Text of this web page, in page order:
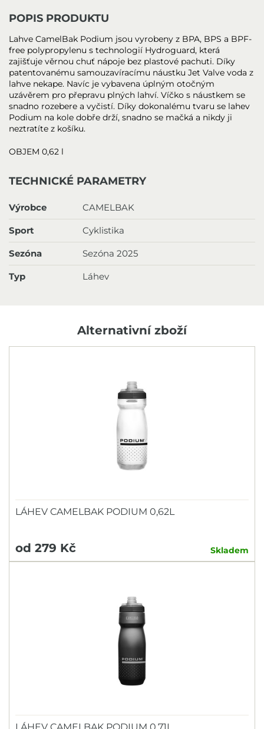
POPIS PRODUKTU
Lahve CamelBak Podium jsou vyrobeny z BPA, BPS a BPF-
free polypropylenu s technologií Hydroguard, která
zajišťuje věrnou chuť nápoje bez plastové pachuti. Díky
patentovanému samouzavíracímu náustku Jet Valve voda z
lahve nekape. Navíc je vybavena úplným otočným
uzávěrem pro přepravu plných lahví. Víčko s náustkem se
snadno rozebere a vyčistí. Díky dokonalému tvaru se lahev
Podium na kole dobře drží, snadno se mačká a nikdy ji
neztratíte z košíku.
OBJEM 0,62 l
TECHNICKÉ PARAMETRY
Výrobce CAMELBAK
Sport Cyklistika
Sezóna Sezóna 2025
Typ Láhev
Alternativní zboží
LÁHEV CAMELBAK PODIUM 0,62L
od 279 Kč Skladem
LÁHEV CAMELBAK PODIUM 0,71L